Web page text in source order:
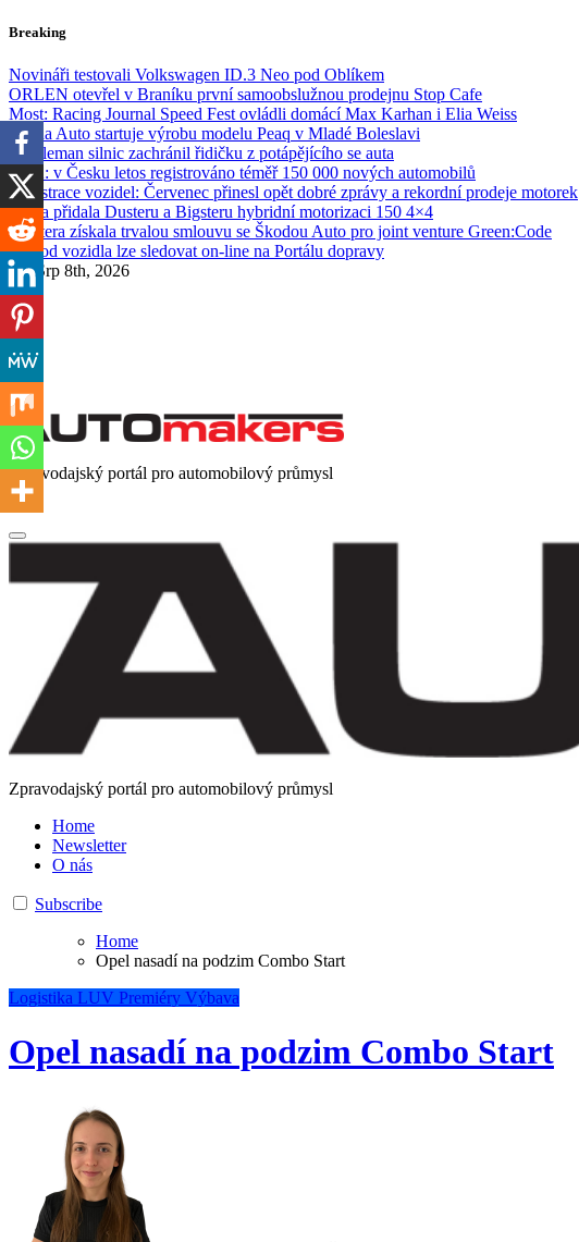
Skip
content
Breaking
Novináři testovali Volkswagen ID.3 Neo pod Oblíkem
ORLEN otevřel v Braníku první samoobslužnou prodejnu Stop Cafe
Most: Racing Journal Speed Fest ovládli domácí Max Karhan i Elia Weiss
Škoda Auto startuje výrobu modelu Peaq v Mladé Boleslavi
Gentleman silnic zachránil řidičku z potápějícího se auta
SDA: v Česku letos registrováno téměř 150 000 nových automobilů
Registrace vozidel: Červenec přinesl opět dobré zprávy a rekordní prodeje motorek
Dacia přidala Dusteru a Bigsteru hybridní motorizaci 150 4×4
Etnetera získala trvalou smlouvu se Škodou Auto pro joint venture Green:Code
Převod vozidla lze sledovat on-line na Portálu dopravy
So. Srp 8th, 2026
Zpravodajský portál pro automobilový průmysl
Zpravodajský portál pro automobilový průmysl
Home
Newsletter
O nás
Subscribe
Home
Opel nasadí na podzim Combo Start
Logistika LUV Premiéry Výbava
Opel nasadí na podzim Combo Start